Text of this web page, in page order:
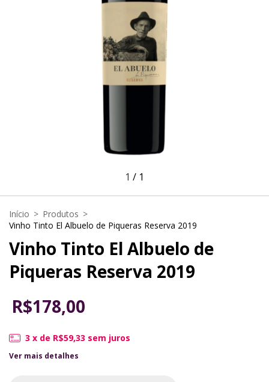
1 / 1
Início > Produtos >
Vinho Tinto El Albuelo de Piqueras Reserva 2019
Vinho Tinto El Albuelo de
Piqueras Reserva 2019
R$178,00
3 x de R$59,33 sem juros
Ver mais detalhes